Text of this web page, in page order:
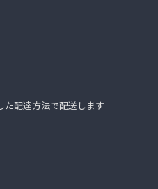
た配達方法で配送します